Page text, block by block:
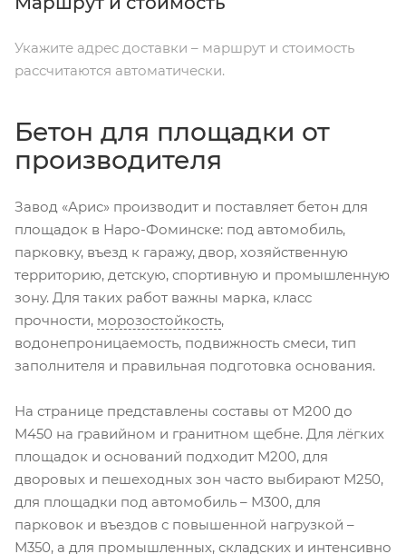
Укажите адрес доставки – маршрут и стоимость
рассчитаются автоматически.
Бетон для площадки от
производителя
Завод «Арис» производит и поставляет бетон для
площадок в Наро-Фоминске: под автомобиль,
парковку, въезд к гаражу, двор, хозяйственную
территорию, детскую, спортивную и промышленную
зону. Для таких работ важны марка, класс
прочности, морозостойкость,
водонепроницаемость, подвижность смеси, тип
заполнителя и правильная подготовка основания.
На странице представлены составы от М200 до
М450 на гравийном и гранитном щебне. Для лёгких
площадок и оснований подходит М200, для
дворовых и пешеходных зон часто выбирают М250,
для площадки под автомобиль – М300, для
парковок и въездов с повышенной нагрузкой –
М350, а для промышленных, складских и интенсивно